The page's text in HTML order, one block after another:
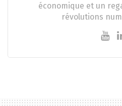
économique et un
révolutions